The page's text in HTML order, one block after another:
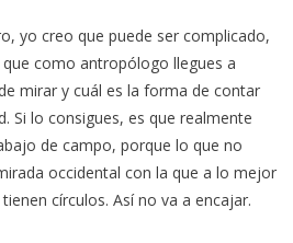
yo creo que puede ser complicado,
como antropólogo llegues a
mirar y cuál es la forma de contar
Si lo consigues, es que realmente
de campo, porque lo que no
occidental con la que a lo mejor
círculos. Así no va a encajar.